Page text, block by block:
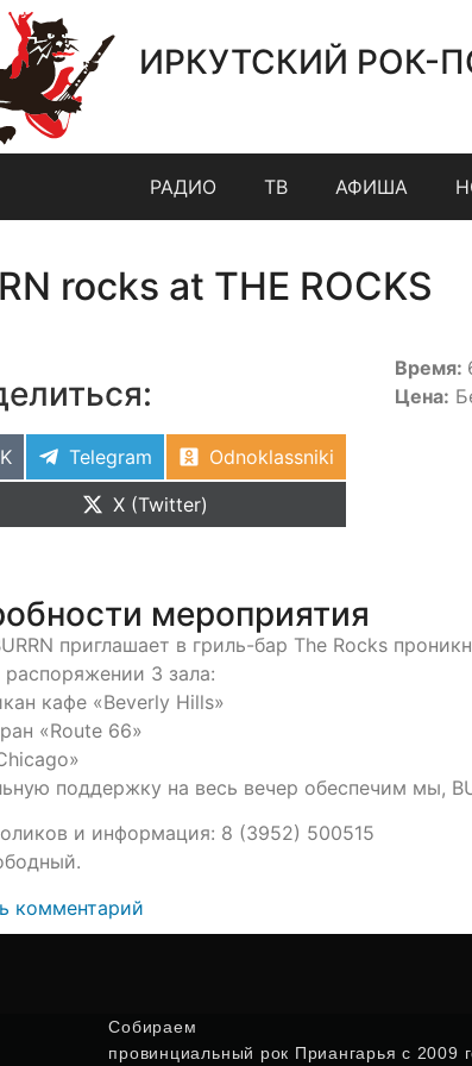
ИРКУТСКИЙ РОК-
РАДИО ТВ АФИША
rocks at THE ROCKS
Telegram
Odnoklassniki
X (Twitter)
Время:
Цена:
мероприятия
приглашает в гриль-бар The Rocks
3 зала:
кафе «Beverly Hills»
«Route 66»
поддержку на весь вечер обеспечим мы,
и информация: 8 (3952) 500515
комментарий
Собираем
провинциальный рок Приангарья с 2009